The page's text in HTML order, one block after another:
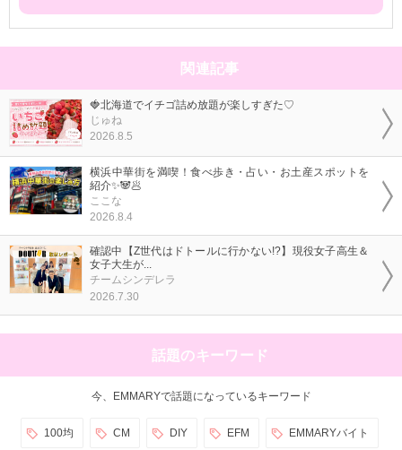
関連記事
🍓北海道でイチゴ詰め放題が楽しすぎた♡
じゅね
2026.8.5
横浜中華街を満喫！食べ歩き・占い・お土産スポットを
紹介✨🐼🥟
ここな
2026.8.4
確認中【Z世代はドトールに行かない!?】現役女子高生＆
女子大生が...
チームシンデレラ
2026.7.30
話題のキーワード
今、EMMARYで話題になっているキーワード
100均 CM DIY EFM EMMARYバイト